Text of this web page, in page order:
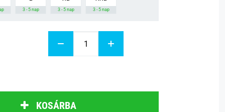
3 - 5 nap 3 - 5 nap 3 - 5 nap
KOSÁRBA